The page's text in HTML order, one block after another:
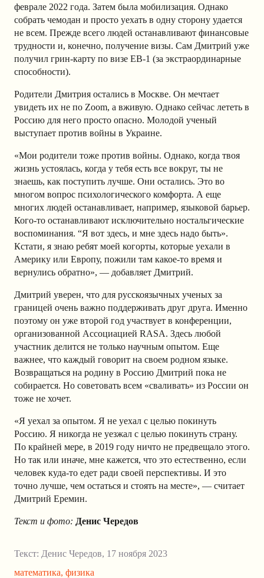
феврале 2022 года. Затем была мобилизация. Однако
собрать чемодан и просто уехать в одну сторону удается
не всем. Прежде всего людей останавливают финансовые
трудности и, конечно, получение визы. Сам Дмитрий уже
получил грин-карту по визе EB-1 (за экстраординарные
способности).
Родители Дмитрия остались в Москве. Он мечтает
увидеть их не по Zoom, а вживую. Однако сейчас лететь в
Россию для него просто опасно. Молодой ученый
выступает против войны в Украине.
«Мои родители тоже против войны. Однако, когда твоя
жизнь устоялась, когда у тебя есть все вокруг, ты не
знаешь, как поступить лучше. Они остались. Это во
многом вопрос психологического комфорта. А еще
многих людей останавливает, например, языковой барьер.
Кого-то останавливают исключительно ностальгические
воспоминания. “Я вот здесь, и мне здесь надо быть».
Кстати, я знаю ребят моей когорты, которые уехали в
Америку или Европу, пожили там какое-то время и
вернулись обратно», — добавляет Дмитрий.
Дмитрий уверен, что для русскоязычных ученых за
границей очень важно поддерживать друг друга. Именно
поэтому он уже второй год участвует в конференции,
организованной Ассоциацией RASA. Здесь любой
участник делится не только научным опытом. Еще
важнее, что каждый говорит на своем родном языке.
Возвращаться на родину в Россию Дмитрий пока не
собирается. Но советовать всем «сваливать» из России он
тоже не хочет.
«Я уехал за опытом. Я не уехал с целью покинуть
Россию. Я никогда не уезжал с целью покинуть страну.
По крайней мере, в 2019 году ничто не предвещало этого.
Но так или иначе, мне кажется, что это естественно, если
человек куда-то едет ради своей перспективы. И это
точно лучше, чем остаться и стоять на месте», — считает
Дмитрий Еремин.
Текст и фото: Денис Чередов
Текст: Денис Чередов, 17 ноября 2023
математика, физика